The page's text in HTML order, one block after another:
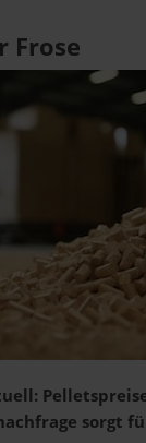
Frose
sorgt